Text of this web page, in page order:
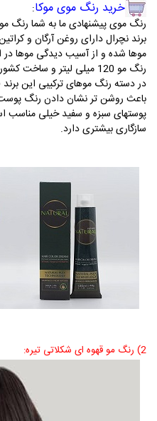
خرید رنگ موی موکا:
رنگ موی پیشنهادی ما به شما رنگ
برند نچرال دارای روغن آرگان و
موها شده و از آسیب دیدگی موها
رنگ مو 120 میلی لیتر و
در دسته رنگ موهای ترکیبی این برند
باعث روشن تر نشان دادن رنگ
پوستهای سبزه و سفید خیلی مناسب
سازگاری بیشتری دارد.
2) رنگ مو قهوه ای شکلاتی تیره: